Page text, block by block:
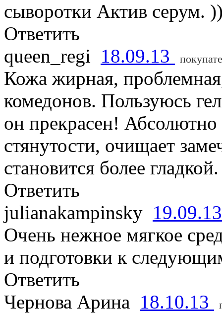
сыворотки Актив серум.
Ответить
queen_regi 18.09.13
Кожа жирная,
комедонов. Пользуюсь
он прекрасен! Абсолютно
стянутости, очищает
становится более гладкой.
Ответить
julianakampinsky
Очень нежное мягкое
и подготовки к
Ответить
Чернова Арина 18.10.13